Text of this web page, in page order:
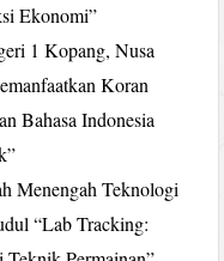
Ekonomi”
1 Kopang, Nusa
Koran
Bahasa Indonesia
Menengah Teknologi
“Lab Tracking: